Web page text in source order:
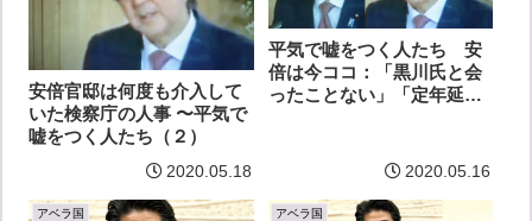
安倍官邸は何度も介入して
いた検察庁の人事 〜平気で
嘘をつく人たち（２）
2020.05.18
平気で嘘をつく人たち 安
倍は今ココ：「黒川氏と会
ったことない」「定年延長
2020.05.16
アベラ国 アベラ国